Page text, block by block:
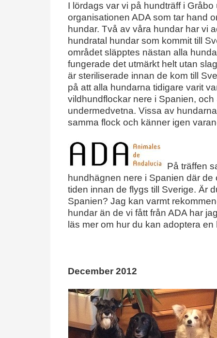
I lördags var vi på hundträff i
organisationen ADA som tar hand
hundar. Två av våra hundar har vi
hundratal hundar som kommit till
området släpptes nästan alla
fungerade det utmärkt helt utan
är steriliserade innan de kom till
på att alla hundarna tidigare varit
vildhundflockar nere i Spanien,
undermedvetna. Vissa av
samma flock och känner igen
På träffen
hundhägnen nere i Spanien där
tiden innan de flygs till Sverige. Är
Spanien? Jag kan varmt
hundar än de vi fått från ADA har
läs mer om hur du kan adoptera
December 2012